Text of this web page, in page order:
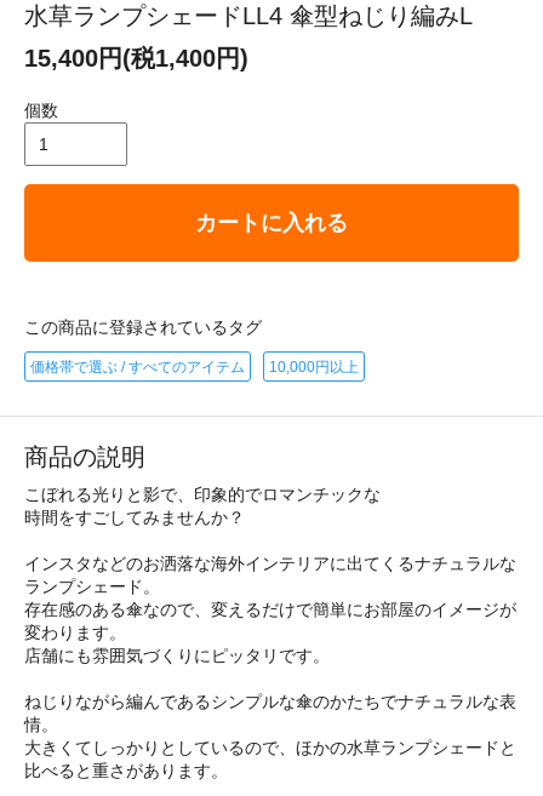
水草ランプシェードLL4 傘型ねじり編みL
15,400円(税1,400円)
個数
カートに入れる
この商品に登録されているタグ
価格帯で選ぶ / すべてのアイテム 10,000円以上
商品の説明
こぼれる光りと影で、印象的でロマンチックな
時間をすごしてみませんか？
インスタなどのお洒落な海外インテリアに出てくるナチュラルな
ランプシェード。
存在感のある傘なので、変えるだけで簡単にお部屋のイメージが
変わります。
店舗にも雰囲気づくりにピッタリです。
ねじりながら編んであるシンプルな傘のかたちでナチュラルな表
情。
大きくてしっかりとしているので、ほかの水草ランプシェードと
比べると重さがあります。